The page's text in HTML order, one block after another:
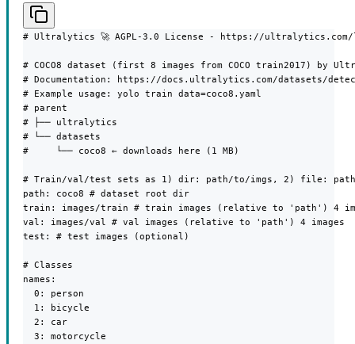
# Ultralytics 🚀 AGPL-3.0 License - https://ultralytics.com/
# COCO8 dataset (first 8 images from COCO train2017) by
# Documentation: https://docs.ultralytics.com/datasets/
# Example usage: yolo train data=coco8.yaml
# parent
# ├── ultralytics
# └── datasets
#     └── coco8 ← downloads here (1 MB)
# Train/val/test sets as 1) dir: path/to/imgs, 2) file:
path: coco8 # dataset root dir
train: images/train # train images (relative to 'path') 4
val: images/val # val images (relative to 'path') 4 images
test: # test images (optional)
# Classes
names:
  0: person
  1: bicycle
  2: car
  3: motorcycle